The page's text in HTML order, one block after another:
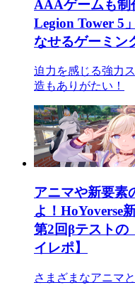
AAAゲームも制
Legion Tower 5
なせるゲーミン
迫力を感じる強力
造もありがたい！
アニマや新要素
よ！HoYoverse
第2回βテストの
イレポ】
さまざまなアニマ